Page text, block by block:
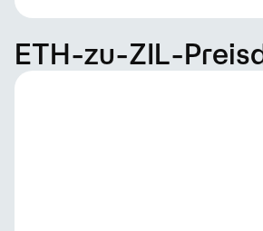
ETH-zu-ZIL-